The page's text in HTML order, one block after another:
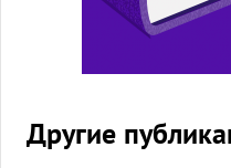
Другие